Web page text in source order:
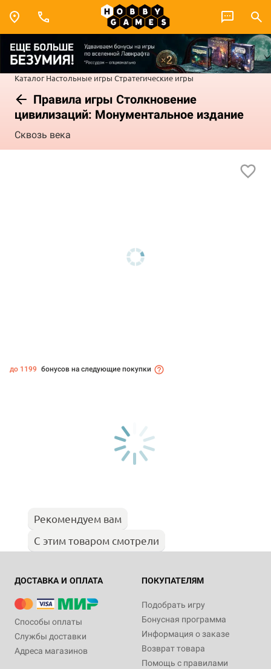
Каталог Настольные игры Стратегические игры
Правила игры Столкновение
цивилизаций: Монументальное издание
Сквозь века
до 1199 бонусов на следующие покупки
Рекомендуем вам
С этим товаром смотрели
ДОСТАВКА И ОПЛАТА
Способы оплаты
Службы доставки
Адреса магазинов
ПОКУПАТЕЛЯМ
Подобрать игру
Бонусная программа
Информация о заказе
Возврат товара
Помощь с правилами